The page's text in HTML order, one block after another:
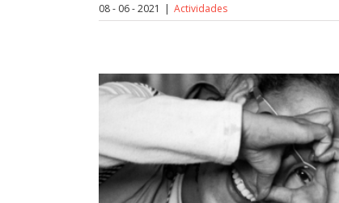
08 - 06 - 2021 | Actividades